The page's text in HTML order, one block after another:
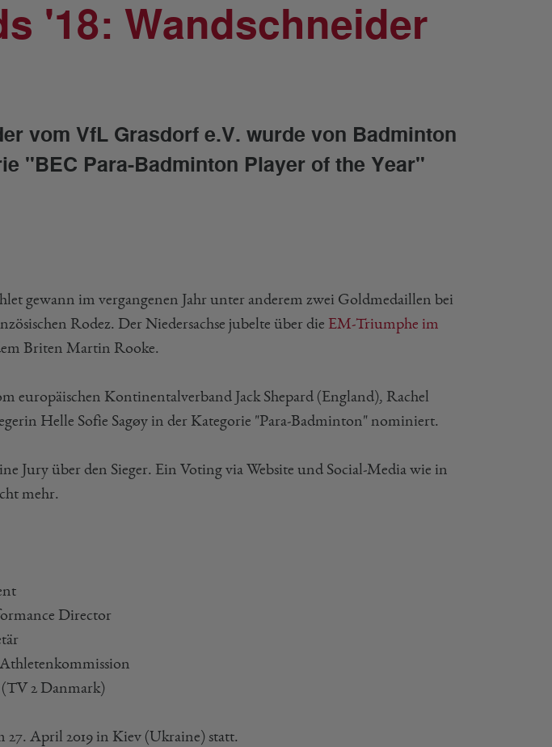
'18: Wandschneider
vom VfL Grasdorf e.V. wurde von Badminton
"BEC Para-Badminton Player of the Year"
gewann im vergangenen Jahr unter anderem zwei Goldmedaillen bei
Rodez. Der Niedersachse jubelte über die EM-Triumphe im
Briten Martin Rooke.
europäischen Kontinentalverband Jack Shepard (England), Rachel
Helle Sofie Sagøy in der Kategorie "Para-Badminton" nominiert.
Jury über den Sieger. Ein Voting via Website und Social-Media wie in
mehr.
Director
2 Danmark)
27. April 2019 in Kiev (Ukraine) statt.